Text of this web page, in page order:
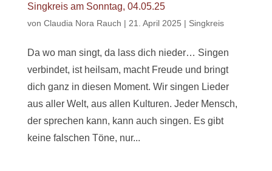
Singkreis am Sonntag, 04.05.25
von Claudia Nora Rauch | 21. April 2025 | Singkreis
Da wo man singt, da lass dich nieder… Singen
verbindet, ist heilsam, macht Freude und bringt
dich ganz in diesen Moment. Wir singen Lieder
aus aller Welt, aus allen Kulturen. Jeder Mensch,
der sprechen kann, kann auch singen. Es gibt
keine falschen Töne, nur...